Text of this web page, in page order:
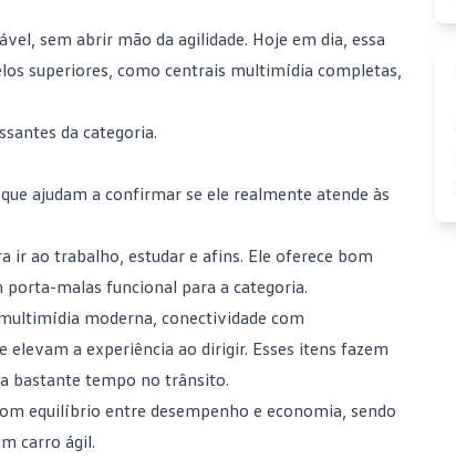
sem abrir mão da agilidade. Hoje em dia, essa
superiores, como centrais multimídia completas,
da categoria.
ajudam a confirmar se ele realmente atende às
ir ao trabalho, estudar e afins. Ele oferece bom
malas funcional para a categoria.
moderna, conectividade com
elevam a experiência ao dirigir. Esses itens fazem
bastante tempo no trânsito.
equilíbrio entre desempenho e economia, sendo
carro ágil.